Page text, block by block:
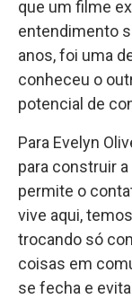
que um filme
entendimento
anos, foi uma
conheceu o
potencial de
Para Evelyn
para construir
permite o
vive aqui,
trocando só
coisas em
se fecha e